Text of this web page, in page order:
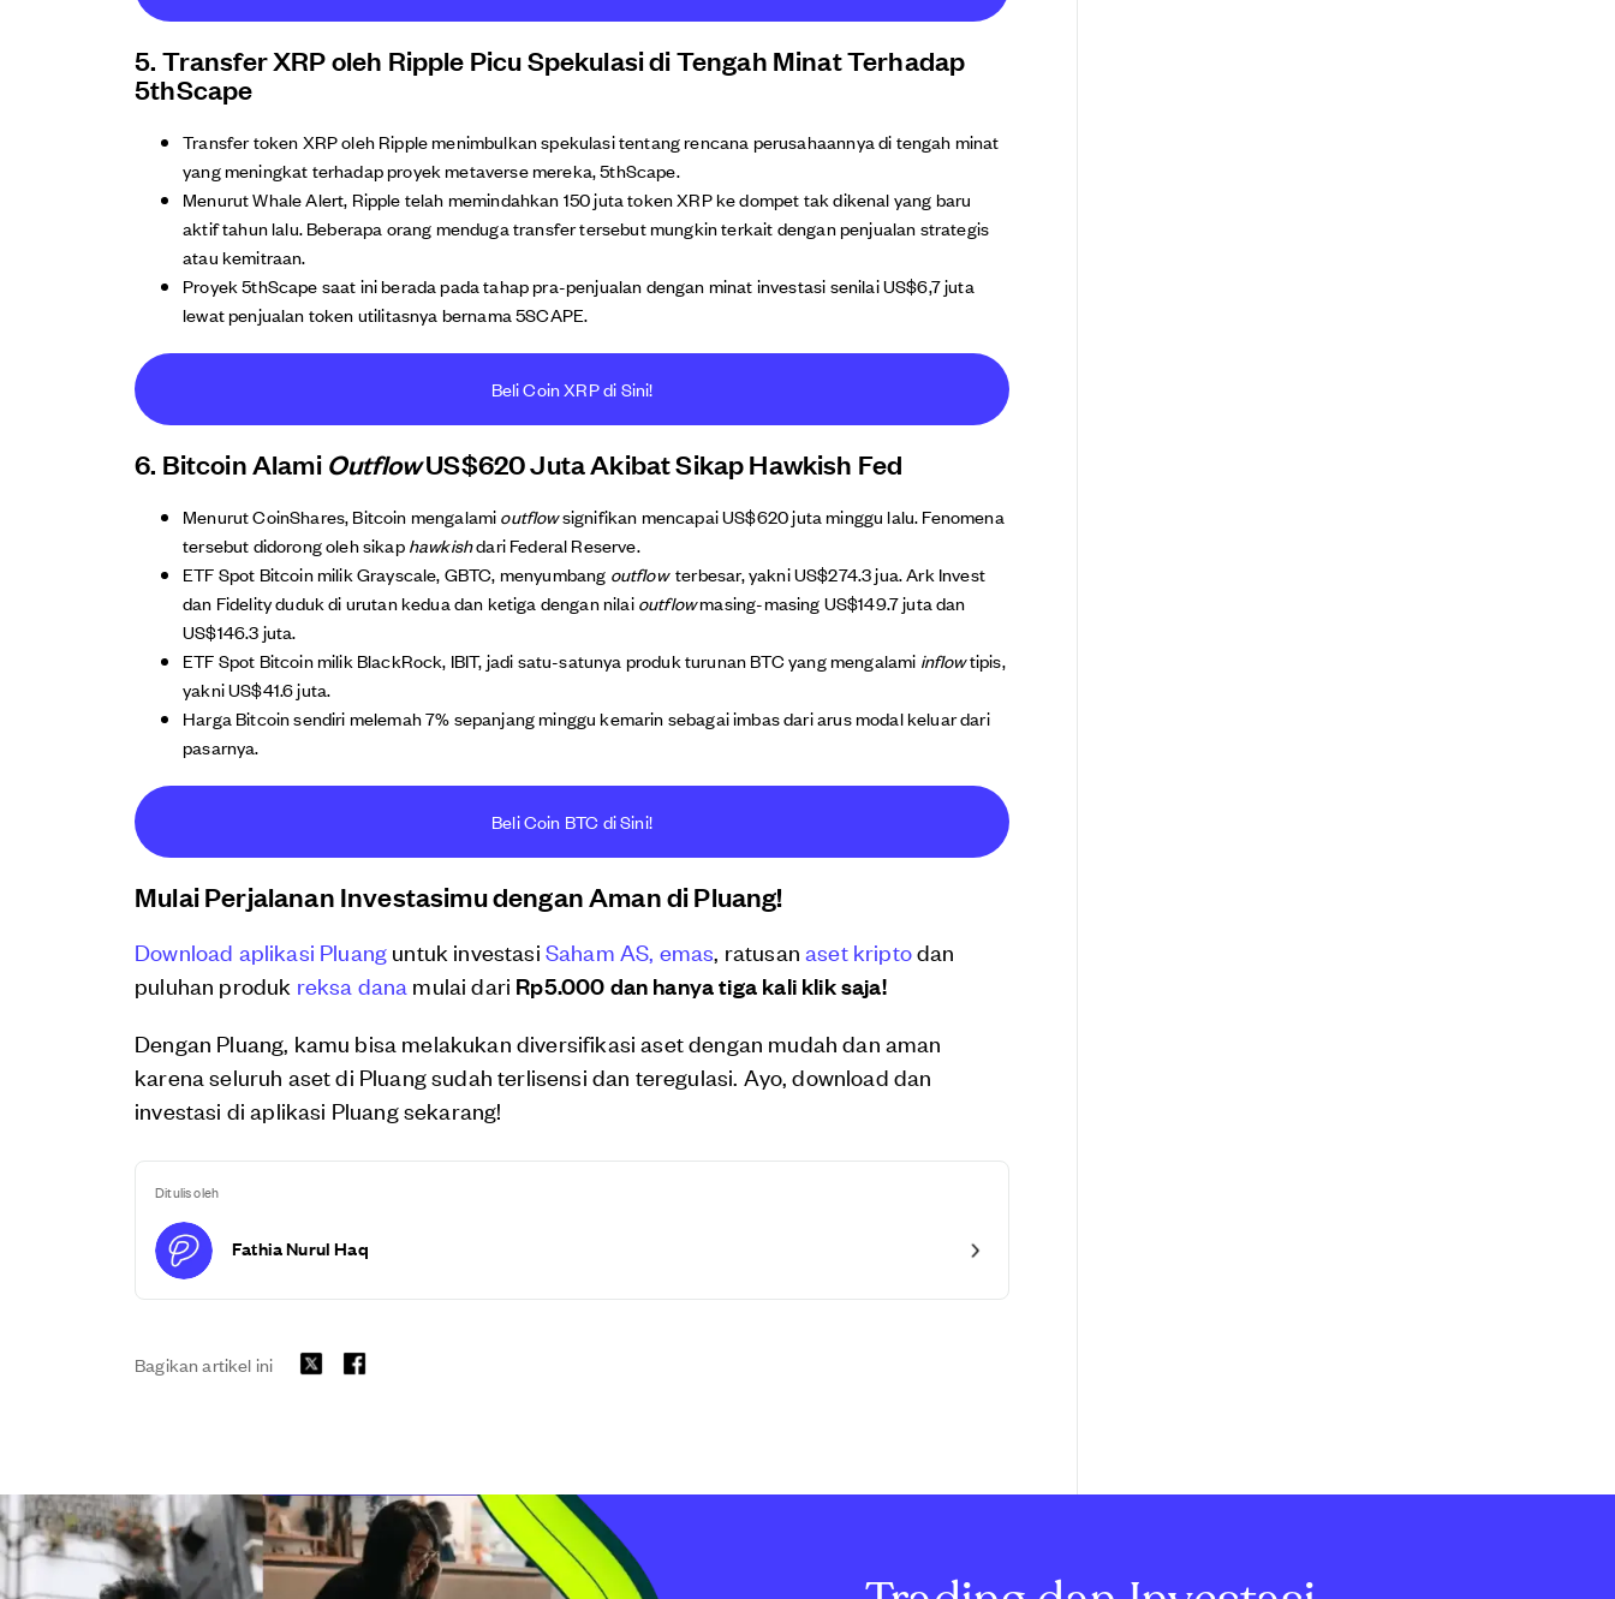
5. Transfer XRP oleh Ripple Picu Spekulasi di Tengah Minat Terhadap
5thScape
Transfer token XRP oleh Ripple menimbulkan spekulasi tentang rencana perusahaannya di tengah minat
yang meningkat terhadap proyek metaverse mereka, 5thScape.
Menurut Whale Alert, Ripple telah memindahkan 150 juta token XRP ke dompet tak dikenal yang baru
aktif tahun lalu. Beberapa orang menduga transfer tersebut mungkin terkait dengan penjualan strategis
atau kemitraan.
Proyek 5thScape saat ini berada pada tahap pra-penjualan dengan minat investasi senilai US$6,7 juta
lewat penjualan token utilitasnya bernama 5SCAPE.
Beli Coin XRP di Sini!
6. Bitcoin AlamiOutflowUS$620 Juta Akibat Sikap Hawkish Fed
Menurut CoinShares, Bitcoin mengalamioutflowsignifikan mencapai US$620 juta minggu lalu. Fenomena
tersebut didorong oleh sikaphawkishdari Federal Reserve.
ETF Spot Bitcoin milik Grayscale, GBTC, menyumbang outflowterbesar, yakni US$274.3 jua. Ark Invest
dan Fidelity duduk di urutan kedua dan ketiga dengan nilaioutflowmasing-masing US$149.7 juta dan
US$146.3 juta.
ETF Spot Bitcoin milik BlackRock, IBIT, jadi satu-satunya produk turunan BTC yang mengalami inflowtipis,
yakni US$41.6 juta.
Harga Bitcoin sendiri melemah 7% sepanjang minggu kemarin sebagai imbas dari arus modal keluar dari
pasarnya.
Beli Coin BTC di Sini!
Mulai Perjalanan Investasimu dengan Aman di Pluang!
Download aplikasi Pluang untuk investasi Saham AS, emas, ratusanaset kriptodan
puluhan produk reksa dana mulai dari Rp5.000 dan hanya tiga kali klik saja!
Dengan Pluang, kamu bisa melakukan diversifikasi aset dengan mudah dan aman
karena seluruh aset di Pluang sudah terlisensi dan teregulasi. Ayo, download dan
investasi di aplikasi Pluang sekarang!
Ditulis oleh
Fathia Nurul Haq
Bagikan artikel ini